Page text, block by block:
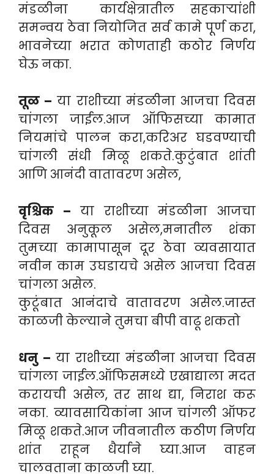
मंडळीना कार्यक्षेत्रातील सहकाऱ्यांशी
समन्वय ठेवा नियोजित सर्व कामे पूर्ण करा,
भावनेच्या भरात कोणताही कठोर निर्णय
घेऊ नका.
तूळ – या राशीच्या मंडळीना आजचा दिवस
चांगला जाईल.आज ऑफिसच्या कामात
नियमांचे पालन करा,करिअर घडवण्याची
चांगली संधी मिळू शकते.कुटुंबात शांती
आणि आनंदी वातावरण असेल,
वृश्चिक – या राशीच्या मंडळीना आजचा
दिवस अनुकूल असेल,मनातील शंका
तुमच्या कामापासून दूर ठेवा व्यवसायात
नवीन काम उघडायचे असेल आजचा दिवस
चांगला असेल.
कुटूंबात आनंदाचे वातावरण असेल.जास्त
काळजी केल्याने तुमचा बीपी वाढू शकतो
धनु – या राशीच्या मंडळीना आजचा दिवस
चांगला जाईल.ऑफिसमध्ये एखाद्याला मदत
करायची असेल, तर साथ द्या, निराश करू
नका. व्यावसायिकांना आज चांगली ऑफर
मिळू शकते.आज जीवनातील कठीण निर्णय
शांत राहून धैर्याने घ्या.आज वाहन
चालवताना काळजी घ्या.